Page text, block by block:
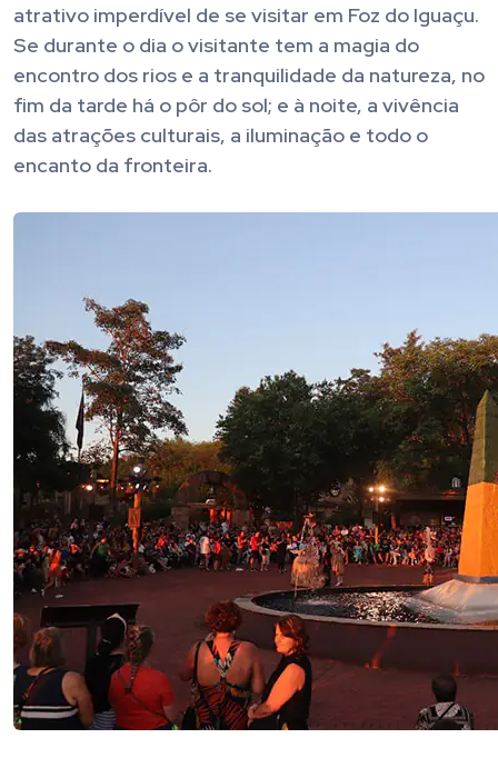
atrativo imperdível de se visitar em Foz do Iguaçu.
Se durante o dia o visitante tem a magia do
encontro dos rios e a tranquilidade da natureza, no
fim da tarde há o pôr do sol; e à noite, a vivência
das atrações culturais, a iluminação e todo o
encanto da fronteira.